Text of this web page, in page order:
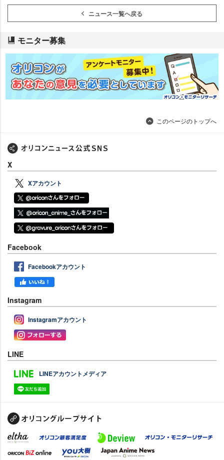
ニュース一覧へ戻る
モニター募集
このページのトップへ
X
Xアカウント
Facebook
Facebookアカウント
Instagram
Instagramアカウント
LINE
LINEアカウントメディア